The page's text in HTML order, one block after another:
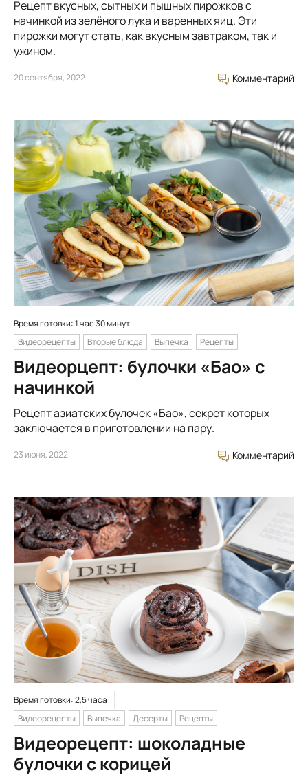
Рецепт вкусных, сытных и пышных пирожков с
начинкой из зелёного лука и варенных яиц. Эти
пирожки могут стать, как вкусным завтраком, так и
ужином.
20 сентября, 2022 Комментарий
Время готовки: 1 час 30 минут
Видеорецепты
Вторые блюда Выпечка Рецепты
Видеорцепт: булочки «Бао» с
начинкой
Рецепт азиатских булочек «Бао», секрет которых
заключается в приготовлении на пару.
23 июня, 2022 Комментарий
Время готовки: 2,5 часа
Видеорецепты
Выпечка Десерты Рецепты
Видеорецепт: шоколадные
булочки с корицей